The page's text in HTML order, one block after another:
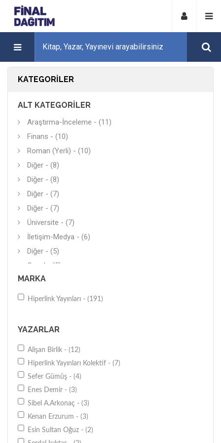
KATEGORILER
ALT KATEGORILER
Araştırma-İnceleme - (11)
Finans - (10)
Roman (Yerli) - (10)
Diğer - (8)
Diğer - (8)
Diğer - (7)
Diğer - (7)
Üniversite - (7)
İletişim-Medya - (6)
Diğer - (5)
Genel - (5)
Şiir (Yerli) - (5)
Genel - (5)
Siyasal Tarih - (4)
İş Dünyası - (4)
Politika - (3)
Araştırma-İnceleme - (3)
MARKA
Hiperlink Yayınları - (191)
YAZARLAR
Alişan Birlik - (12)
Hiperlink Yayınları Kolektif - (7)
Sefer Gümüş - (4)
Enes Demir - (3)
Sibel A.Arkonaç - (3)
Kenan Erzurum - (3)
Esin Sultan Oğuz - (2)